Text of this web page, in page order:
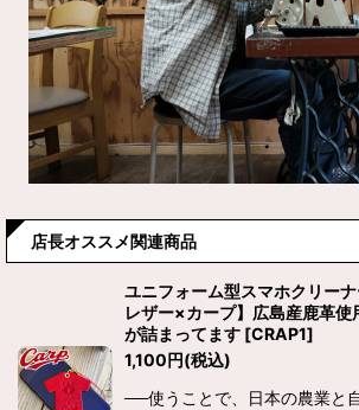
店長オススメ関連商品
ユニフォーム型スマホクリー
レザー×カープ】広島産鹿革使
が詰まってます [CRAP1]
1,100円(税込)
──使うことで、日本の農業と